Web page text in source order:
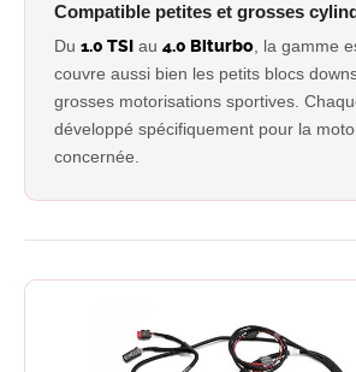
Compatible petites et grosses
Du 1.0 TSI au 4.0 Biturbo , la gamme
couvre aussi bien les petits blocs
grosses motorisations sportives.
développé spécifiquement pour la
concernée.